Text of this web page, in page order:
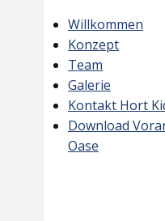
Willkommen
Konzept
Team
Galerie
Kontakt Hort
Download
Oase